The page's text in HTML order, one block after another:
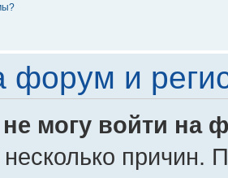
форум и
могу войти на
причин.